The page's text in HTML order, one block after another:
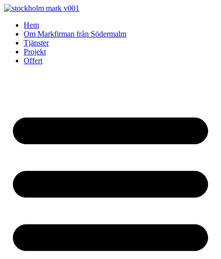
Skip
contentHem
Om Markfirman från Södermalm
Tjänster
Projekt
Offert